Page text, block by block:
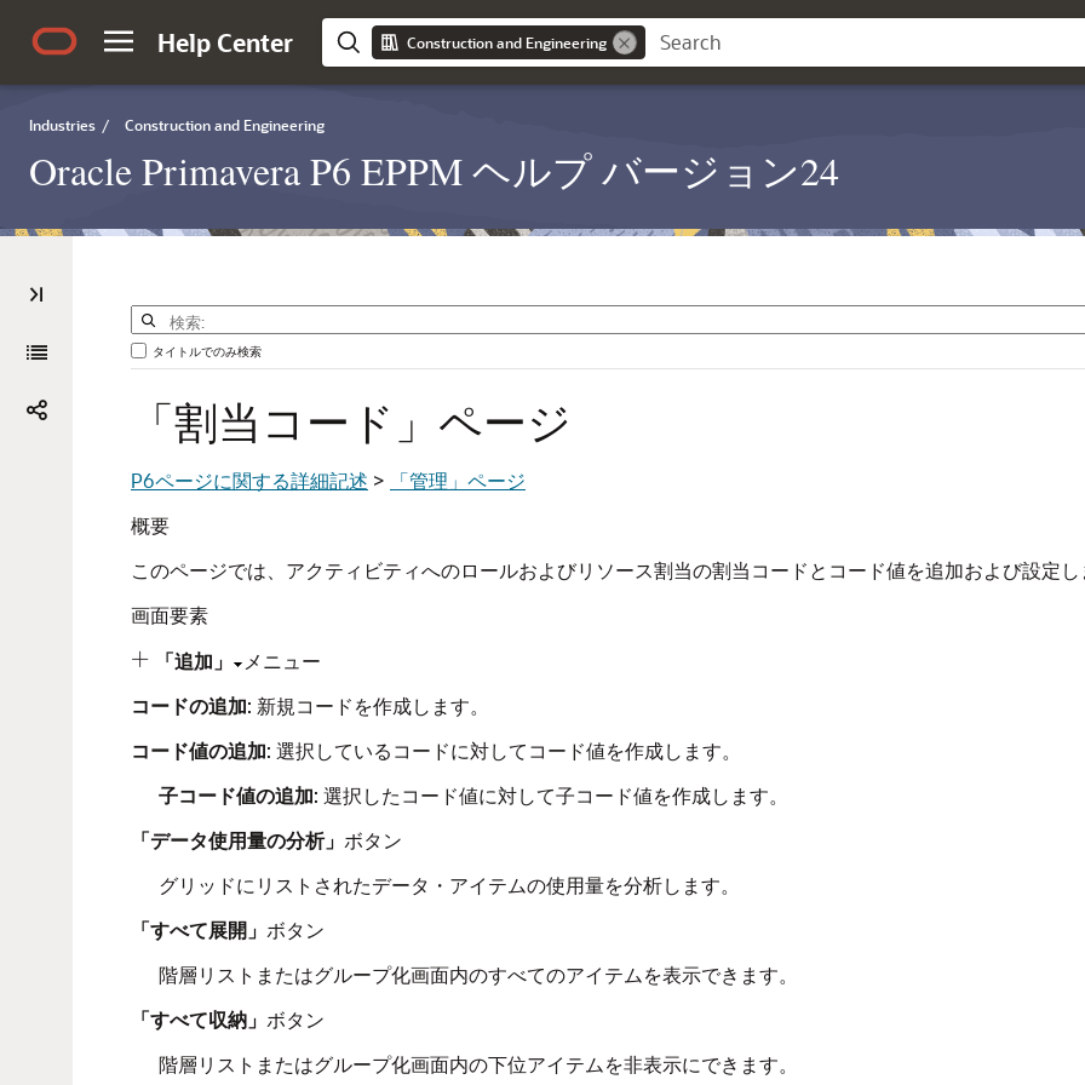
Help Center Construction and Engineering
Industries / Construction and Engineering
Oracle Primavera P6 EPPM ヘルプ バージョン24
タイトルでのみ検索
「割当コード」ページ
P6ページに関する詳細記述 >
「管理」ページ
概要
このページでは、アクティビティへのロールおよびリソース割当の割当コードとコード値を追加および設定
画面要素
 「追加」
メニュー
コードの追加: 新規コードを作成します。
コード値の追加: 選択しているコードに対してコード値を作成します。
子コード値の追加: 選択したコード値に対して子コード値を作成します。
「データ使用量の分析」 ボタン
グリッドにリストされたデータ・アイテムの使用量を分析します。
「すべて展開」 ボタン
階層リストまたはグループ化画面内のすべてのアイテムを表示できます。
「すべて収納」 ボタン
階層リストまたはグループ化画面内の下位アイテムを非表示にできます。